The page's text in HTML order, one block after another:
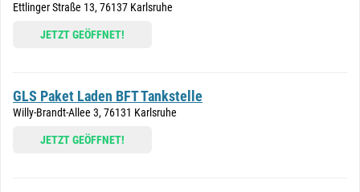
Ettlinger Straße 13, 76137 Karlsruhe
JETZT GEÖFFNET!
GLS Paket Laden BFT Tankstelle
Willy-Brandt-Allee 3, 76131 Karlsruhe
JETZT GEÖFFNET!